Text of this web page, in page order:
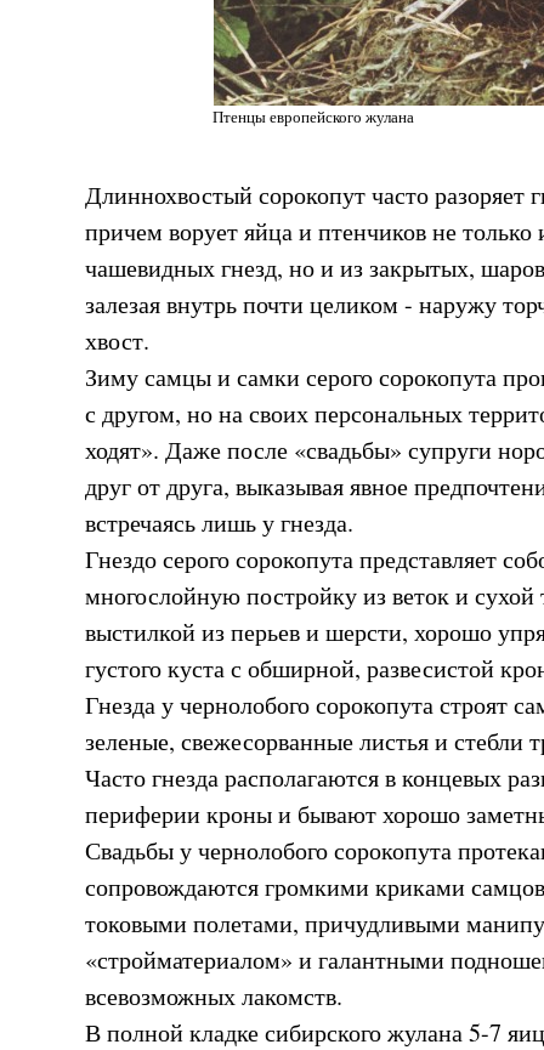
Птенцы европейского жулана
Длиннохвостый сорокопут часто разоряет
причем ворует яйца и птенчиков не
чашевидных гнезд, но и из закрытых,
залезая внутрь почти целиком - наружу
хвост.
Зиму самцы и самки серого сорокопута
с другом, но на своих персональных
ходят». Даже после «свадьбы» супруги
друг от друга, выказывая явное
встречаясь лишь у гнезда.
Гнездо серого сорокопута представляет
многослойную постройку из веток и сухой
выстилкой из перьев и шерсти, хорошо
густого куста с обширной, развесистой
Гнезда у чернолобого сорокопута строят
зеленые, свежесорванные листья и стебли
Часто гнезда располагаются в концевых
периферии кроны и бывают хорошо
Свадьбы у чернолобого сорокопута
сопровождаются громкими криками
токовыми полетами, причудливыми
«стройматериалом» и галантными
всевозможных лакомств.
В полной кладке сибирского жулана 5-7